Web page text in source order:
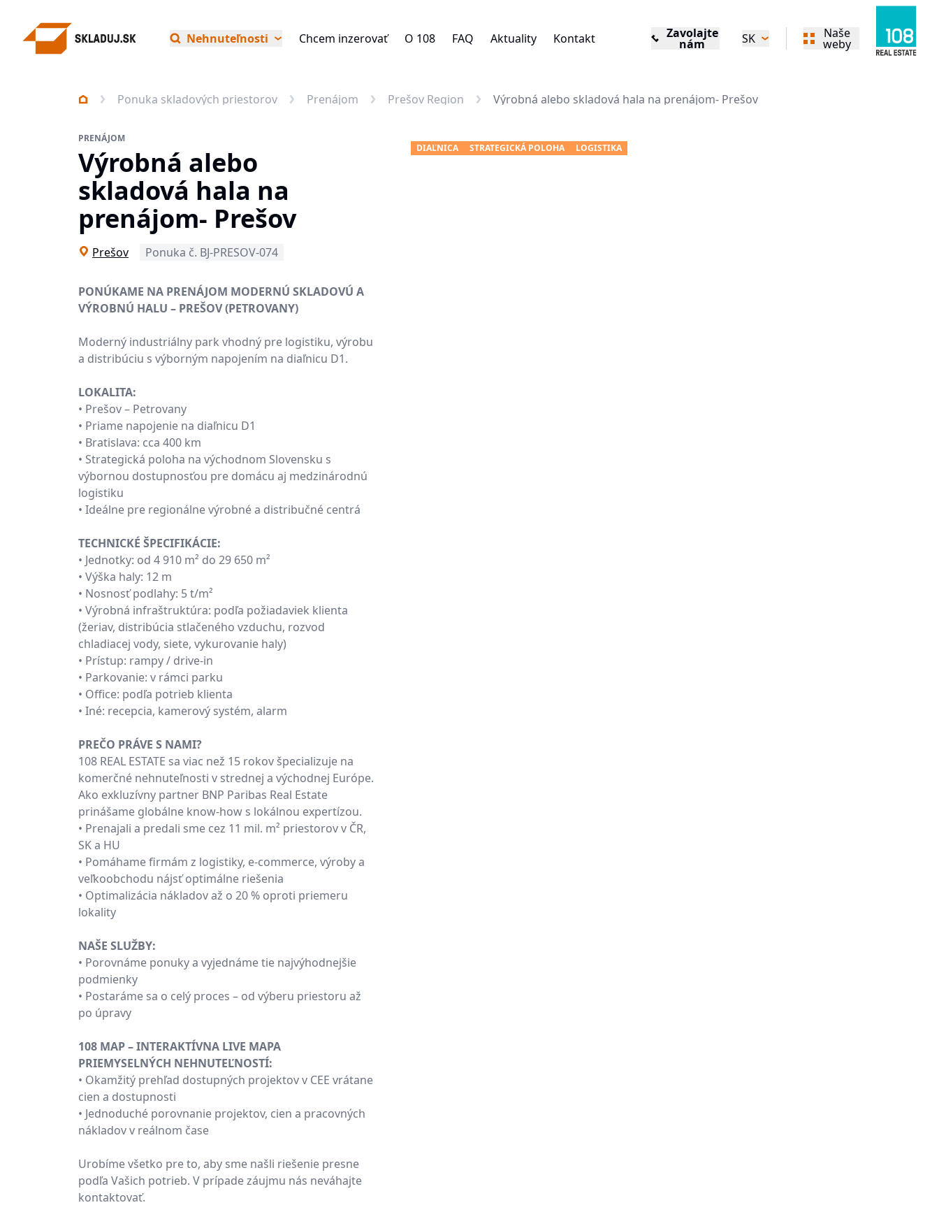
Nehnuteľnosti Chcem inzerovať O 108 FAQ Aktuality Kontakt Zavolajte
nám SK Naše
weby
Ponuka skladových priestorov Prenájom Prešov Region Výrobná alebo skladová hala na prenájom- Prešov
PRENÁJOM
Výrobná alebo
skladová hala na
prenájom- Prešov
Prešov Ponuka č. BJ-PRESOV-074
PONÚKAME NA PRENÁJOM MODERNÚ SKLADOVÚ A
VÝROBNÚ HALU – PREŠOV (PETROVANY)
Moderný industriálny park vhodný pre logistiku, výrobu
a distribúciu s výborným napojením na diaľnicu D1.
LOKALITA:
• Prešov – Petrovany
• Priame napojenie na diaľnicu D1
• Bratislava: cca 400 km
• Strategická poloha na východnom Slovensku s
výbornou dostupnosťou pre domácu aj medzinárodnú
logistiku
• Ideálne pre regionálne výrobné a distribučné centrá
TECHNICKÉ ŠPECIFIKÁCIE:
• Jednotky: od 4 910 m² do 29 650 m²
• Výška haly: 12 m
• Nosnosť podlahy: 5 t/m²
• Výrobná infraštruktúra: podľa požiadaviek klienta
(žeriav, distribúcia stlačeného vzduchu, rozvod
chladiacej vody, siete, vykurovanie haly)
• Prístup: rampy / drive-in
• Parkovanie: v rámci parku
• Office: podľa potrieb klienta
• Iné: recepcia, kamerový systém, alarm
PREČO PRÁVE S NAMI?
108 REAL ESTATE sa viac než 15 rokov špecializuje na
komerčné nehnuteľnosti v strednej a východnej Európe.
Ako exkluzívny partner BNP Paribas Real Estate
prinášame globálne know-how s lokálnou expertízou.
• Prenajali a predali sme cez 11 mil. m² priestorov v ČR,
SK a HU
• Pomáhame firmám z logistiky, e-commerce, výroby a
veľkoobchodu nájsť optimálne riešenia
• Optimalizácia nákladov až o 20 % oproti priemeru
lokality
NAŠE SLUŽBY:
• Porovnáme ponuky a vyjednáme tie najvýhodnejšie
podmienky
• Postaráme sa o celý proces – od výberu priestoru až
po úpravy
108 MAP – INTERAKTÍVNA LIVE MAPA
PRIEMYSELNÝCH NEHNUTEĽNOSTÍ:
• Okamžitý prehľad dostupných projektov v CEE vrátane
cien a dostupnosti
• Jednoduché porovnanie projektov, cien a pracovných
nákladov v reálnom čase
Urobíme všetko pre to, aby sme našli riešenie presne
podľa Vašich potrieb. V prípade záujmu nás neváhajte
kontaktovať.
DIAĽNICA STRATEGICKÁ POLOHA LOGISTIKA